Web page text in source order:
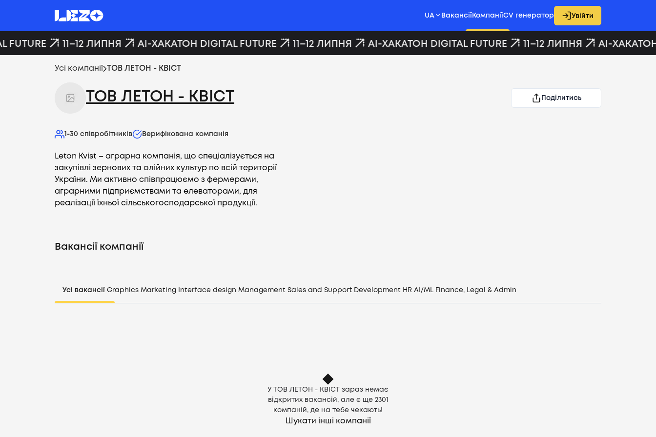
Увійти
UA Вакансії КомпаніїCV генератор Увійти
11–12 ЛИПНЯ AI-ХАКАТОН DIGITAL FUTURE 11–12 ЛИПНЯ AI-ХАКАТОН DIGITAL FUTURE 11–12 ЛИПНЯ AI-ХАКАТОН
Усі компанії ТОВ ЛЕТОН - КВІСТ
ТОВ ЛЕТОН - КВІСТ Поділитись
1-30 співробітників Верифікована компанія
Leton Kvist – аграрна компанія, що спеціалізується на
закупівлі зернових та олійних культур по всій території
України. Ми активно співпрацюємо з фермерами,
аграрними підприємствами та елеваторами, для
реалізації їхньої сільськогосподарської продукції.
Вакансії компанії
Усі вакансії Graphics Marketing Interface design Management Sales and Support Development HR AI/ML Finance, Legal & Admin
У ТОВ ЛЕТОН - КВІСТ зараз немає
відкритих вакансій, але є ще 2301
компаній, де на тебе чекають!
Шукати інші компанії